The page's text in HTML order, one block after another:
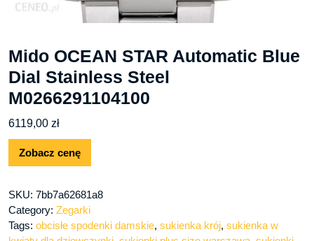
Mido OCEAN STAR Automatic Blue
Dial Stainless Steel
M0266291104100
6119,00 zł
Zobacz cenę
SKU: 7bb7a62681a8
Category: Zegarki
Tags: obcisłe spodenki damskie, sukienka krój, sukienka w